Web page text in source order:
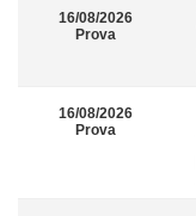
16/08/2026
Prova
16/08/2026
Prova